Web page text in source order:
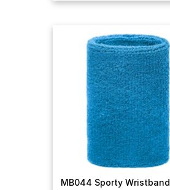
MB044 Sporty Wristband